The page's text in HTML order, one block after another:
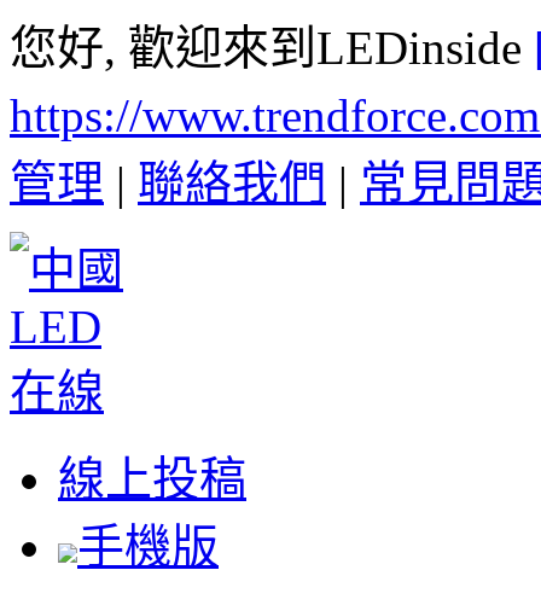
您好, 歡迎來到LEDinside
https://
管理 | 聯絡我們 | 常見問
線上投稿
手機版